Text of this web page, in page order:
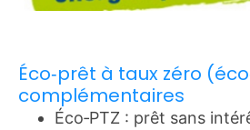
Éco‑prêt à taux zéro
complémentaires
Éco‑PTZ : prêt sans